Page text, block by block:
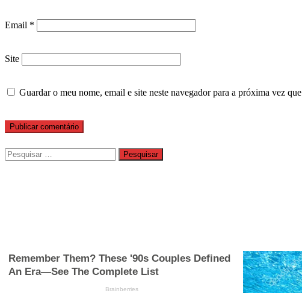
Email *
Site
Guardar o meu nome, email e site neste navegador para a próxima vez
Pesquisar
por: